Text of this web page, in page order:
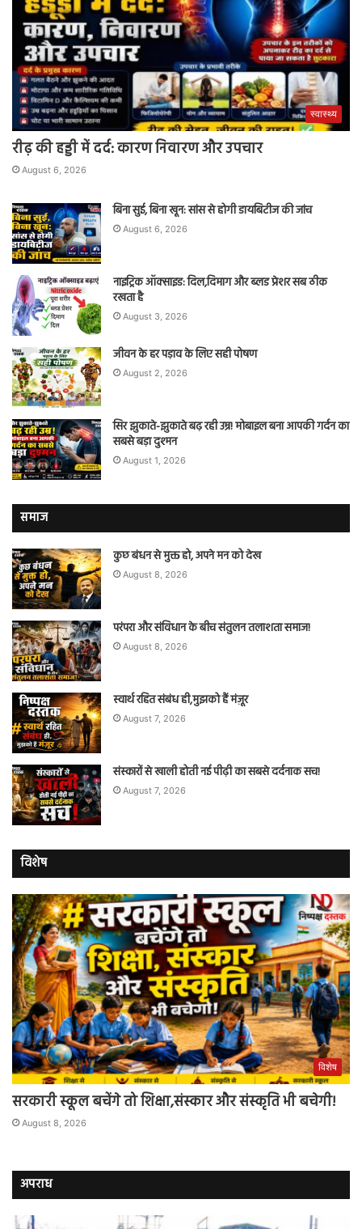
स्वास्थ्य
रीढ़ की हड्डी में दर्द: कारण निवारण और उपचार
August 6, 2026
बिना सुई, बिना खून: सांस से होगी डायबिटीज की जांच
August 6, 2026
नाइट्रिक ऑक्साइड: दिल,दिमाग और ब्लड प्रेशर सब ठीक
रखता है
August 3, 2026
जीवन के हर पड़ाव के लिए सही पोषण
August 2, 2026
सिर झुकाते-झुकाते बढ़ रही उम्र! मोबाइल बना आपकी गर्दन का
सबसे बड़ा दुश्मन
August 1, 2026
समाज
कुछ बंधन से मुक्त हो, अपने मन को देख
August 8, 2026
परंपरा और संविधान के बीच संतुलन तलाशता समाज!
August 8, 2026
स्वार्थ रहित संबंध ही,मुझको हैं मंज़ूर
August 7, 2026
संस्कारों से खाली होती नई पीढ़ी का सबसे दर्दनाक सच!
August 7, 2026
विशेष
विशेष
सरकारी स्कूल बचेंगे तो शिक्षा,संस्कार और संस्कृति भी बचेगी!
August 8, 2026
अपराध